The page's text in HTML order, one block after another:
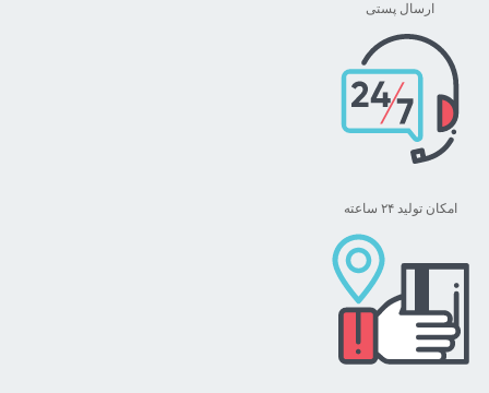
ارسال پستی
امکان تولید ۲۴ ساعته